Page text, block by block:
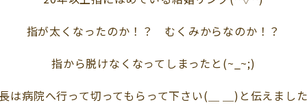
指が太くなったのか！？ むくみからなのか！？
指から脱けなくなってしまったと(~_~;)
は病院へ行って切ってもらって下さい(＿ ＿)と伝えまし